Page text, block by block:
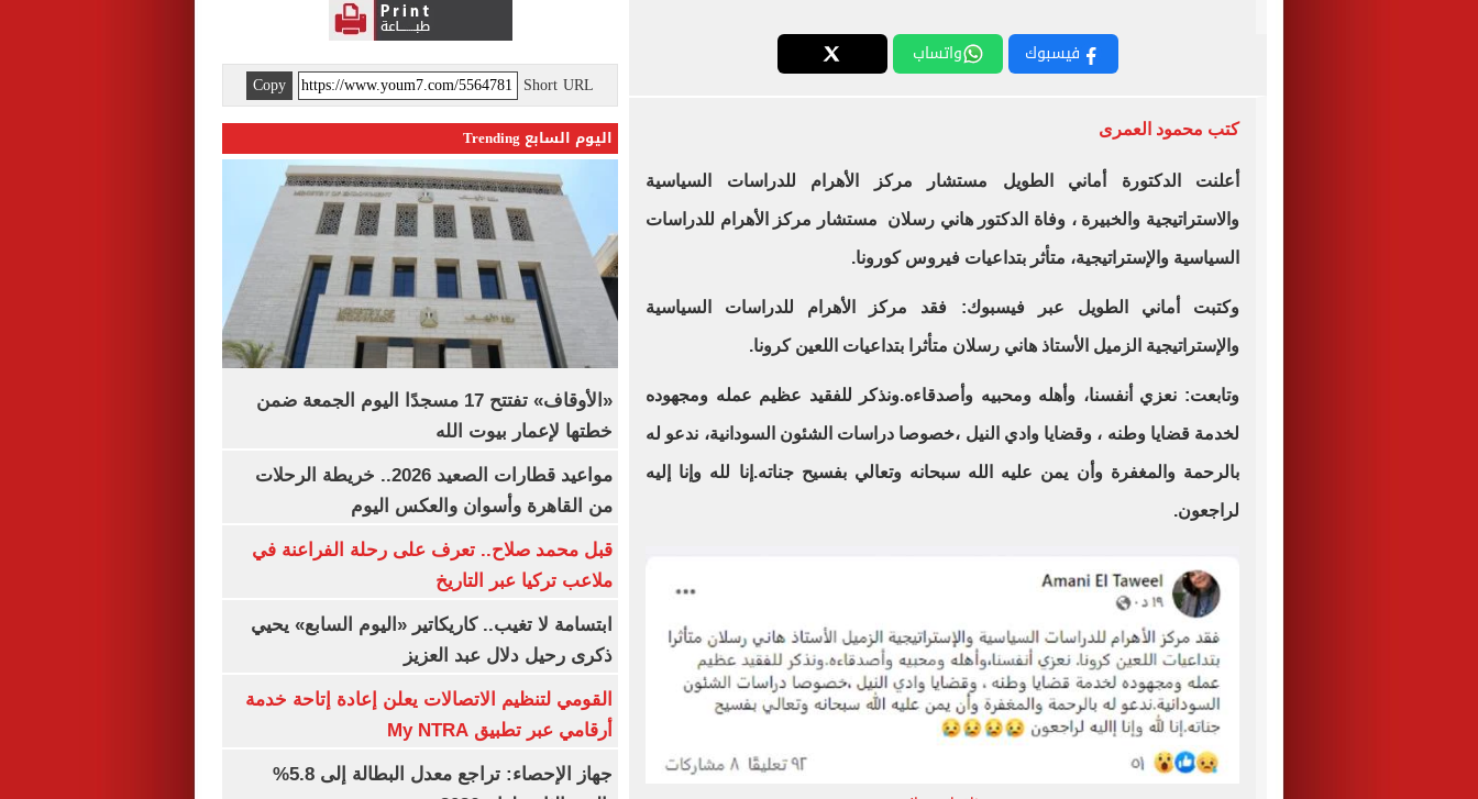
فيسبوك واتساب
كتب محمود العمرى
أعلنت الدكتورة أماني الطويل مستشار مركز الأهرام للدراسات السياسية
والاستراتيجية والخبيرة ، وفاة الدكتور هاني رسلان مستشار مركز الأهرام للدراسات
السياسية والإستراتيجية، متأثر بتداعيات فيروس كورونا.
وكتبت أماني الطويل عبر فيسبوك: فقد مركز الأهرام للدراسات السياسية
والإستراتيجية الزميل الأستاذ هاني رسلان متأثرا بتداعيات اللعين كرونا.
وتابعت: نعزي أنفسنا، وأهله ومحبيه وأصدقاءه.ونذكر للفقيد عظيم عمله ومجهوده
لخدمة قضايا وطنه ، وقضايا وادي النيل ،خصوصا دراسات الشئون السودانية، ندعو له
بالرحمة والمغفرة وأن يمن عليه الله سبحانه وتعالي بفسيح جناته.إنا لله وإنا إليه
لراجعون.
Short URL
Copy
اليوم السابع Trending
«الأوقاف» تفتتح 17 مسجدًا اليوم الجمعة ضمن
خطتها لإعمار بيوت الله
مواعيد قطارات الصعيد 2026.. خريطة الرحلات
من القاهرة وأسوان والعكس اليوم
قبل محمد صلاح.. تعرف على رحلة الفراعنة في
ملاعب تركيا عبر التاريخ
ابتسامة لا تغيب.. كاريكاتير «اليوم السابع» يحيي
ذكرى رحيل دلال عبد العزيز
القومي لتنظيم الاتصالات يعلن إعادة إتاحة خدمة
أرقامي عبر تطبيق My NTRA
جهاز الإحصاء: تراجع معدل البطالة إلى 5.8%